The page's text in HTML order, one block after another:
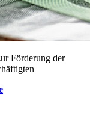
Förderung der